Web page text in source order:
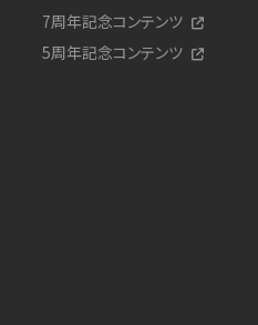
7周年記念コンテンツ
5周年記念コンテンツ